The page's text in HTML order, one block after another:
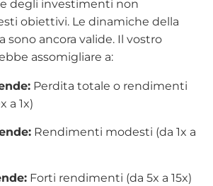
degli investimenti non
obiettivi. Le dinamiche della
sono ancora valide. Il vostro
assomigliare a:
Perdita totale o rendimenti
a 1x)
Rendimenti modesti (da 1x a
Forti rendimenti (da 5x a 15x)